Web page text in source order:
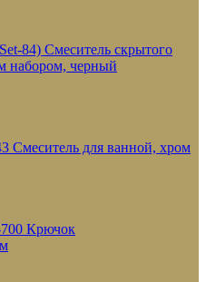
84) Смеситель скрытого
набором, черный
Смеситель для ванной, хром
700 Крючок